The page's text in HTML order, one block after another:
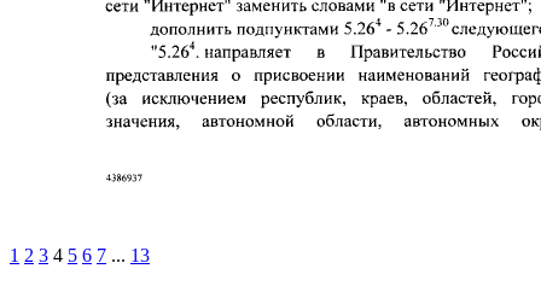
1 2 3 4 5 6 7 ... 13